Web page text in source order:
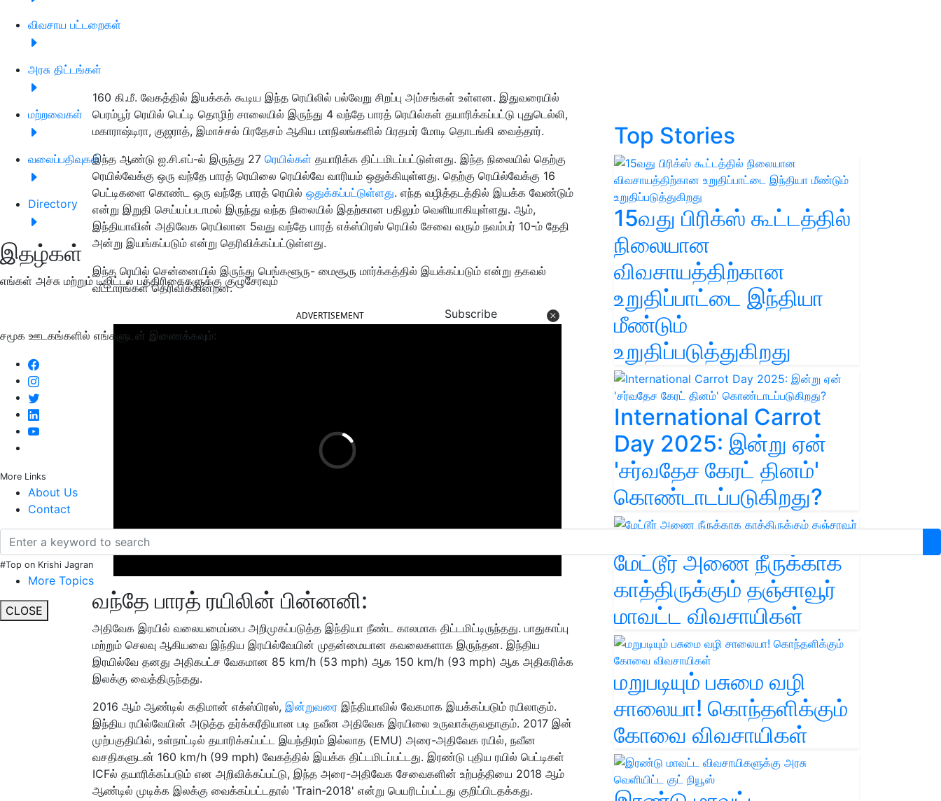
விவசாய பட்டறைகள்
அரசு திட்டங்கள்
மற்றவைகள்
வலைப்பதிவுகள்
Directory
இதழ்கள்
எங்கள் அச்சு மற்றும் டிஜிட்டல் பத்திரிகைகளுக்கு குழுசேரவும்
Subscribe
சமூக ஊடகங்களில் எங்களுடன் இணைக்கவும்:
More Links
About Us
Contact
#Top on Krishi Jagran
More Topics
CLOSE
160 கி.மீ. வேகத்தில் இயக்கக் கூடிய இந்த ரெயிலில் பல்வேறு சிறப்பு அம்சங்கள் உள்ளன. இதுவரையில்
பெரம்பூர் ரெயில் பெட்டி தொழிற் சாலையில் இருந்து 4 வந்தே பாரத் ரெயில்கள் தயாரிக்கப்பட்டு புதுடெல்லி,
மகாராஷ்டிரா, குஜராத், இமாச்சல் பிரதேசம் ஆகிய மாநிலங்களில் பிரதமர் மோடி தொடங்கி வைத்தார்.
இந்த ஆண்டு ஐ.சி.எப்-ல் இருந்து 27 ரெயில்கள் தயாரிக்க திட்டமிடப்பட்டுள்ளது. இந்த நிலையில் தெற்கு
ரெயில்வேக்கு ஒரு வந்தே பாரத் ரெயிலை ரெயில்வே வாரியம் ஒதுக்கியுள்ளது. தெற்கு ரெயில்வேக்கு 16
பெட்டிகளை கொண்ட ஒரு வந்தே பாரத் ரெயில் ஒதுக்கப்பட்டுள்ளது. எந்த வழித்தடத்தில் இயக்க வேண்டும்
என்று இறுதி செய்யப்படாமல் இருந்து வந்த நிலையில் இதற்கான பதிலும் வெளியாகியுள்ளது. ஆம்,
இந்தியாவின் அதிவேக ரெயிலான 5வது வந்தே பாரத் எக்ஸ்பிரஸ் ரெயில் சேவை வரும் நவம்பர் 10-ம் தேதி
அன்று இயங்கப்படும் என்று தெரிவிக்கப்பட்டுள்ளது.
இந்த ரெயில் சென்னையில் இருந்து பெங்களூரு- மைசூரு மார்க்கத்தில் இயக்கப்படும் என்று தகவல்
வட்டாரங்கள் தெரிவிக்கின்றன.
ADVERTISEMENT
வந்தே பாரத் ரயிலின் பின்னனி:
அதிவேக இரயில் வலையமைப்பை அறிமுகப்படுத்த இந்தியா நீண்ட காலமாக திட்டமிட்டிருந்தது. பாதுகாப்பு
மற்றும் செலவு ஆகியவை இந்திய இரயில்வேயின் முதன்மையான கவலைகளாக இருந்தன. இந்திய
இரயில்வே தனது அதிகபட்ச வேகமான 85 km/h (53 mph) ஆக 150 km/h (93 mph) ஆக அதிகரிக்க
இலக்கு வைத்திருந்தது.
2016 ஆம் ஆண்டில் கதிமான் எக்ஸ்பிரஸ், இன்றுவரை இந்தியாவில் வேகமாக இயக்கப்படும் ரயிலாகும்.
இந்திய ரயில்வேயின் அடுத்த தர்க்கரீதியான படி நவீன அதிவேக இரயிலை உருவாக்குவதாகும். 2017 இன்
முற்பகுதியில், உள்நாட்டில் தயாரிக்கப்பட்ட இயந்திரம் இல்லாத (EMU) அரை-அதிவேக ரயில், நவீன
வசதிகளுடன் 160 km/h (99 mph) வேகத்தில் இயக்க திட்டமிடப்பட்டது. இரண்டு புதிய ரயில் பெட்டிகள்
ICFல் தயாரிக்கப்படும் என அறிவிக்கப்பட்டு, இந்த அரை-அதிவேக சேவைகளின் உற்பத்தியை 2018 ஆம்
ஆண்டில் முடிக்க இலக்கு வைக்கப்பட்டதால் 'Train-2018' என்று பெயரிடப்பட்டது குறிப்பிடதக்கது.
Top Stories
15வது பிரிக்ஸ் கூட்டத்தில்
நிலையான
விவசாயத்திற்கான
உறுதிப்பாட்டை இந்தியா
மீண்டும்
உறுதிப்படுத்துகிறது
International Carrot
Day 2025: இன்று ஏன்
'சர்வதேச கேரட் தினம்'
கொண்டாடப்படுகிறது?
மேட்டூர் அணை நீருக்காக
காத்திருக்கும் தஞ்சாவூர்
மாவட்ட விவசாயிகள்
மறுபடியும் பசுமை வழி
சாலையா! கொந்தளிக்கும்
கோவை விவசாயிகள்